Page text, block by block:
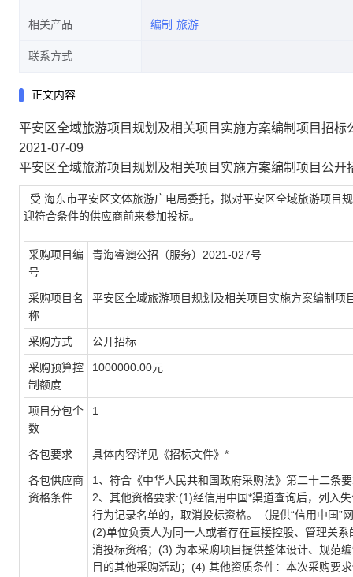
相关产品 编制 旅游
联系方式
正文内容
平安区全域旅游项目规划及相关项目实施方案编制项目招标
2021-07-09
平安区全域旅游项目规划及相关项目实施方案编制项目公开
受 海东市平安区文体旅游广电局委托，拟对平安区全域旅游项目
迎符合条件的供应商前来参加投标。
采购项目编
号
青海睿澳公招（服务）2021-027号
采购项目名
称
平安区全域旅游项目规划及相关项目实施方案编制项
采购方式 公开招标
采购预算控
制额度
1000000.00元
项目分包个
数
1
各包要求 具体内容详见《招标文件》*
各包供应商
资格条件
1、符合《中华人民共和国政府采购法》第二十二条
2、其他资格要求:(1)经信用中国*渠道查询后，列入
行为记录名单的，取消投标资格。（提供“信用中国
(2)单位负责人为同一人或者存在直接控股、管理关
消投标资格；(3) 为本采购项目提供整体设计、规范
目的其他采购活动；(4) 其他资质条件：本次采购要